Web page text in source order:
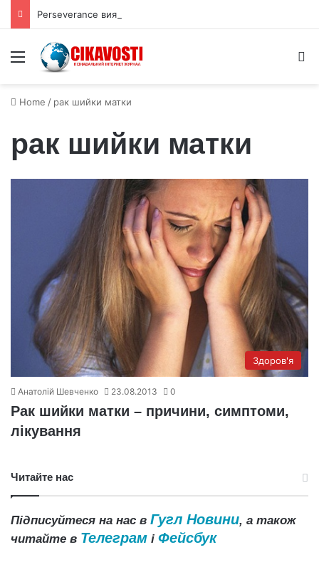
Menu
Home / рак шийки матки
рак шийки матки
Здоров'я
Анатолій Шевченко 23.08.2013 0
Рак шийки матки – причини, симптоми,
лікування
Читайте нас
Підписуйтеся на нас в Гугл Новини, а також
читайте в Телеграм і Фейсбук